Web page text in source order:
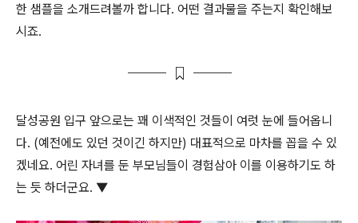
한 샘플을 소개드려볼까 합니다. 어떤 결과물을 주는지 확인해보
시죠.
달성공원 입구 앞으로는 꽤 이색적인 것들이 여럿 눈에 들어옵니
다. (예전에도 있던 것이긴 하지만) 대표적으로 마차를 꼽을 수 있
겠네요. 어린 자녀를 둔 부모님들이 경험삼아 이를 이용하기도 하
는 듯 하더군요. ▼